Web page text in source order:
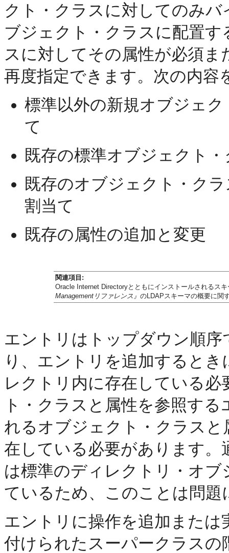
クト・クラスに対してのみ
ブジェクト・クラスに配置
スに対してその属性が必須
再度指定できます。次の内容
標準以外の新規オブジェ
て
既存の標準オブジェクト
既存のオブジェクト・ク
割当て
既存の属性の追加と変更
関連項目:
Oracle Internet Directoryとともにインストールされるス
Managementリファレンス』 のLDAPスキーマの概要に関
エントリはトップダウン順
り、エントリを追加すると
レクトリ内に存在している
ト・クラスと属性を参照す
れるオブジェクト・クラス
在している必要があります
は標準のディレクトリ・オ
ているため、このことは問題
エントリに操作を追加また
付けられたスーパークラス